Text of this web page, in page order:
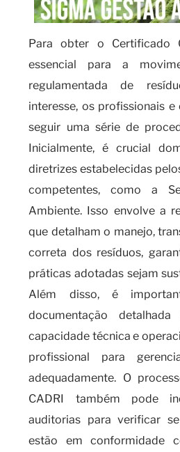
Para obter o Certificado
essencial para a
regulamentada de
interesse, os profissionais
seguir uma série de
Inicialmente, é crucial
diretrizes estabelecidas
competentes, como a
Ambiente. Isso envolve a
que detalham o manejo,
correta dos resíduos,
práticas adotadas sejam
Além disso, é
documentação
capacidade técnica e
profissional para
adequadamente. O
CADRI também pode
auditorias para verificar
estão em conformidade